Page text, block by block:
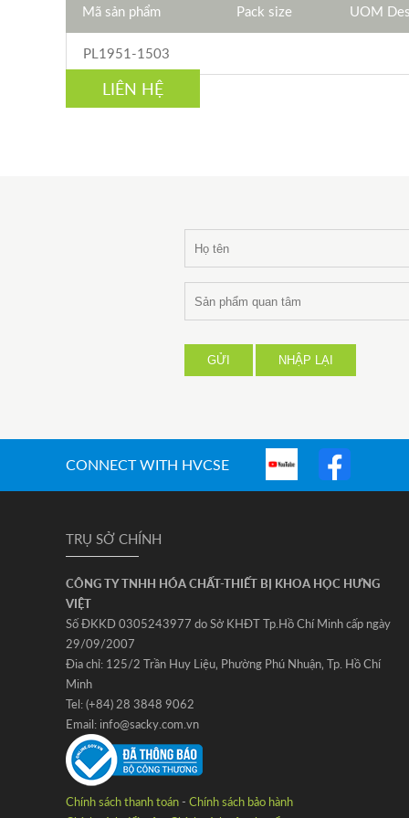
Mã sản phẩm Pack size UOM
PL1951-1503
LIÊN HỆ
GỬI NHẬP LẠI
CONNECT WITH HVCSE
TRỤ SỞ CHÍNH
CÔNG TY TNHH HÓA CHẤT-THIẾT BỊ KHOA HỌC HƯNG
VIỆT
Số ĐKKD 0305243977 do Sở KHĐT Tp.Hồ Chí Minh cấp ngày
29/09/2007
Đia chỉ: 125/2 Trần Huy Liệu‚ Phường Phú Nhuận‚ Tp. Hồ Chí
Minh
Tel: (+84) 28 3848 9062
Email: info@sacky.com.vn
Chính sách thanh toán- Chính sách bảo hành